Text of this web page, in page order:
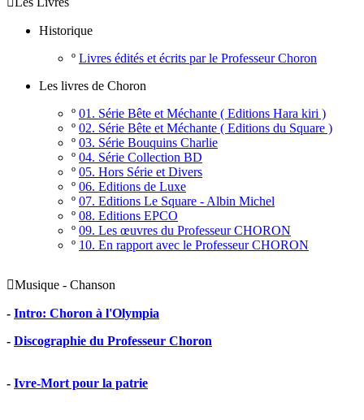
Historique
º Livres édités et écrits par le Professeur Choron
Les livres de Choron
º 01. Série Bête et Méchante ( Editions Hara kiri )
º 02. Série Bête et Méchante ( Editions du Square )
º 03. Série Bouquins Charlie
º 04. Série Collection BD
º 05. Hors Série et Divers
º 06. Editions de Luxe
º 07. Editions Le Square - Albin Michel
º 08. Editions EPCO
º 09. Les œuvres du Professeur CHORON
º 10. En rapport avec le Professeur CHORON
Musique - Chanson
- Intro: Choron à l'Olympia
- Discographie du Professeur Choron
- Ivre-Mort pour la patrie